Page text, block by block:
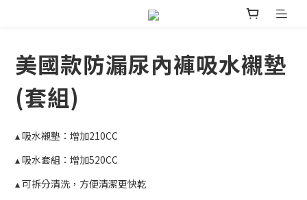
美國款防漏尿內褲吸水襯墊
(套組)
▴ 吸水襯墊：增加210CC
▴ 吸水套組：增加520CC
▴ 可拆分清洗，方便清潔更快乾